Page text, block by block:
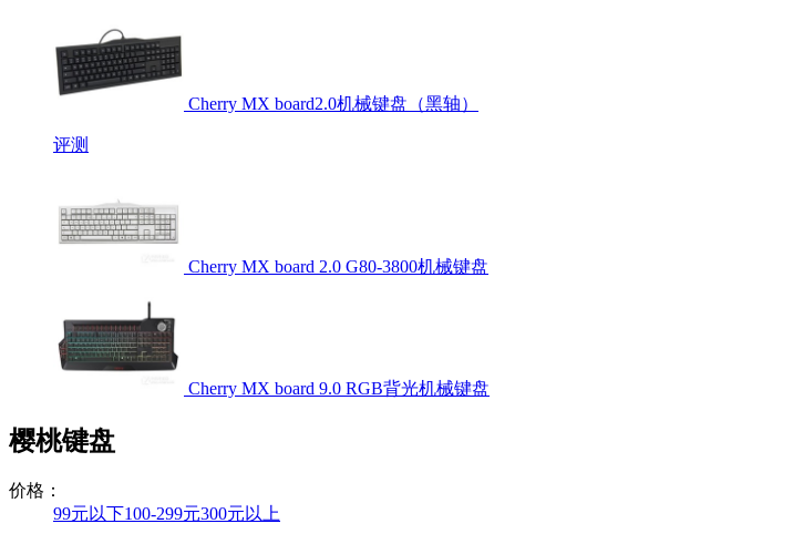
Cherry MX board2.0机械键盘（黑轴）
评测
Cherry MX board 2.0 G80-3800机械键盘
Cherry MX board 9.0 RGB背光机械键盘
樱桃键盘
价格：
99元以下100-299元300元以上